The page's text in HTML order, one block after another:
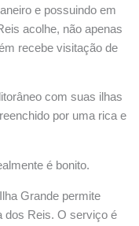
e possuindo em
acolhe, não apenas
recebe visitação de
com suas ilhas
por uma rica e
é bonito.
Grande permite
dos Reis. O serviço é